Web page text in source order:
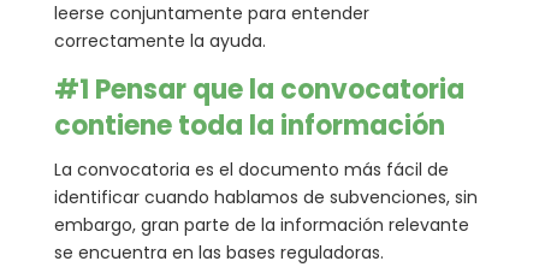
leerse conjuntamente para entender
correctamente la ayuda.
#1 Pensar que la convocatoria
contiene toda la información
La convocatoria es el documento más fácil de
identificar cuando hablamos de subvenciones, sin
embargo, gran parte de la información relevante
se encuentra en las bases reguladoras.